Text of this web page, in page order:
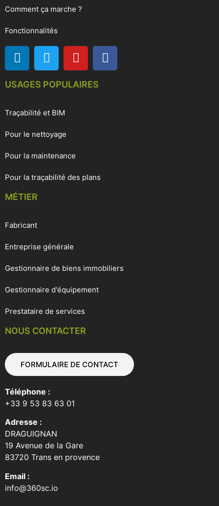
Comment ça marche ?
Fonctionnalités
USAGES POPULAIRES
Traçabilité et BIM
Pour le nettoyage
Pour la maintenance
Pour la traçabilité des plans
MÉTIER
Fabricant
Entreprise générale
Gestionnaire de biens immobiliers
Gestionnaire d'équipement
Prestataire de services
NOUS CONTACTER
FORMULAIRE DE CONTACT
Téléphone :
+33 9 53 83 63 01
Adresse :
DRAGUIGNAN
19 Avenue de la Gare
83720 Trans en provence
Email :
info@360sc.io